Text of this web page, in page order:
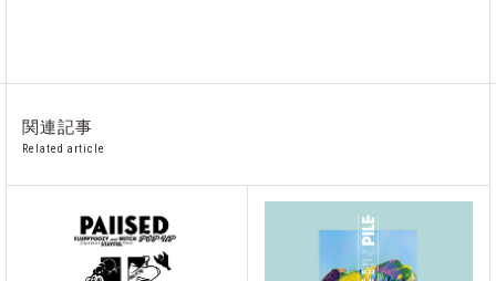
関連記事
Related article